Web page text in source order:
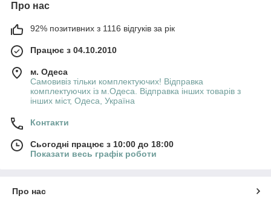
Про нас
92% позитивних з 1116 відгуків за рік
Працює з 04.10.2010
м. Одеса
Самовивіз тільки комплектуючих! Відправка
комплектуючих із м.Одеса. Відправка інших товарів з
інших міст, Одеса, Україна
Контакти
Сьогодні працює з 10:00 до 18:00
Показати весь графік роботи
Про нас